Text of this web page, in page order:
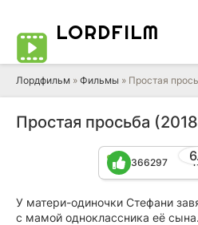
LORDFILM
Лордфильм » Фильмы » Простая
Простая просьба
366297
У матери-одиночки Стефани
с мамой одноклассника её